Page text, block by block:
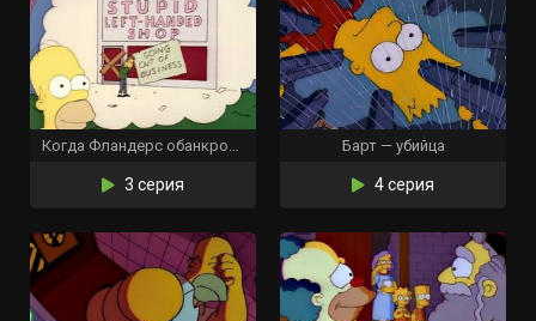
Когда Фландерс обанкротился
3 серия
Барт — убийца
4 серия